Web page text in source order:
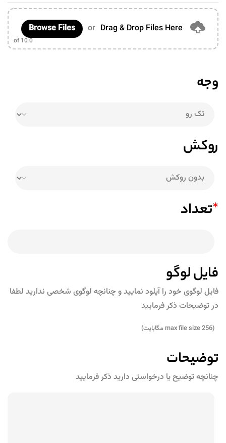
Drag & Drop Files Here
or
Browse Files
0
of 10
وجه
روکش
*تعداد
فایل لوگو
فایل لوگوی خود را آپلود نمایید و چنانچه لوگوی شخصی ندارید لطفا
در توضیحات ذکر فرمایید
(max file size 256 مگابایت)
توضیحات
چنانچه توضیح یا درخواستی دارید ذکر فرمایید